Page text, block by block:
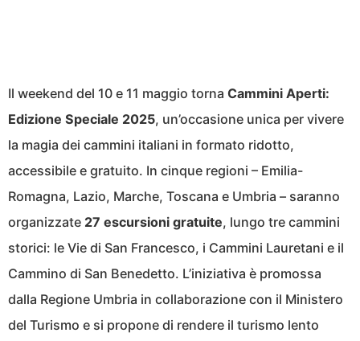
Il weekend del 10 e 11 maggio torna Cammini Aperti:
Edizione Speciale 2025, un’occasione unica per vivere
la magia dei cammini italiani in formato ridotto,
accessibile e gratuito. In cinque regioni – Emilia-
Romagna, Lazio, Marche, Toscana e Umbria – saranno
organizzate 27 escursioni gratuite, lungo tre cammini
storici: le Vie di San Francesco, i Cammini Lauretani e il
Cammino di San Benedetto. L’iniziativa è promossa
dalla Regione Umbria in collaborazione con il Ministero
del Turismo e si propone di rendere il turismo lento